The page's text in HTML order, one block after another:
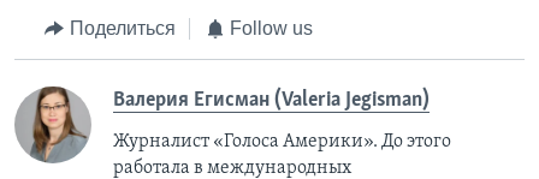
Поделиться Follow us
Валерия Егисман (Valeria Jegisman)
Журналист «Голоса Америки». До этого
работала в международных